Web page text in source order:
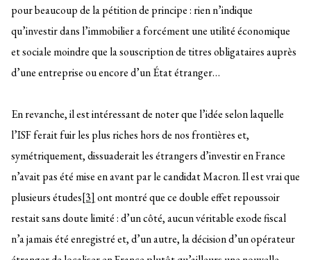
pour beaucoup de la pétition de principe : rien n’indique
qu’investir dans l’immobilier a forcément une utilité économique
et sociale moindre que la souscription de titres obligataires auprès
d’une entreprise ou encore d’un État étranger…
En revanche, il est intéressant de noter que l’idée selon laquelle
l’ISF ferait fuir les plus riches hors de nos frontières et,
symétriquement, dissuaderait les étrangers d’investir en France
n’avait pas été mise en avant par le candidat Macron. Il est vrai que
plusieurs études[3] ont montré que ce double effet repoussoir
restait sans doute limité : d’un côté, aucun véritable exode fiscal
n’a jamais été enregistré et, d’un autre, la décision d’un opérateur